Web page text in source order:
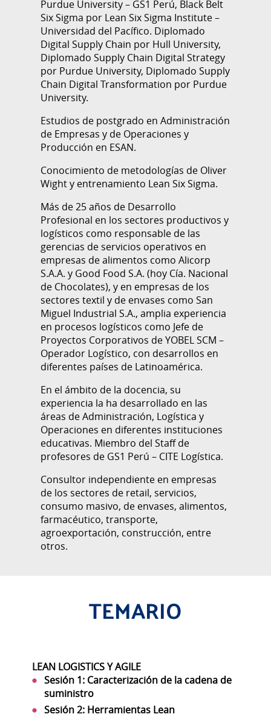
Purdue University – GS1 Perú, Black Belt
Six Sigma por Lean Six Sigma Institute –
Universidad del Pacífico. Diplomado
Digital Supply Chain por Hull University,
Diplomado Supply Chain Digital Strategy
por Purdue University, Diplomado Supply
Chain Digital Transformation por Purdue
University.
Estudios de postgrado en Administración
de Empresas y de Operaciones y
Producción en ESAN.
Conocimiento de metodologías de Oliver
Wight y entrenamiento Lean Six Sigma.
Más de 25 años de Desarrollo
Profesional en los sectores productivos y
logísticos como responsable de las
gerencias de servicios operativos en
empresas de alimentos como Alicorp
S.A.A. y Good Food S.A. (hoy Cía. Nacional
de Chocolates), y en empresas de los
sectores textil y de envases como San
Miguel Industrial S.A., amplia experiencia
en procesos logísticos como Jefe de
Proyectos Corporativos de YOBEL SCM –
Operador Logístico, con desarrollos en
diferentes países de Latinoamérica.
En el ámbito de la docencia, su
experiencia la ha desarrollado en las
áreas de Administración, Logística y
Operaciones en diferentes instituciones
educativas. Miembro del Staff de
profesores de GS1 Perú – CITE Logística.
Consultor independiente en empresas
de los sectores de retail, servicios,
consumo masivo, de envases, alimentos,
farmacéutico, transporte,
agroexportación, construcción, entre
otros.
TEMARIO
LEAN LOGISTICS Y AGILE
Sesión 1: Caracterización de la cadena de
suministro
Sesión 2: Herramientas Lean